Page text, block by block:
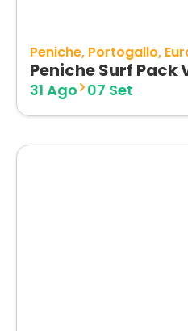
Peniche Portogallo
Peniche Surf
31 Ago 07 Set